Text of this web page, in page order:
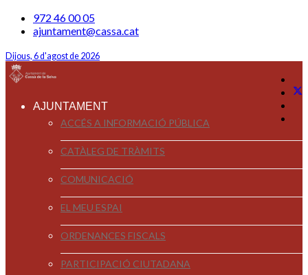
972 46 00 05
ajuntament@cassa.cat
Dijous, 6 d'agost de 2026
AJUNTAMENT
ACCÉS A INFORMACIÓ PÚBLICA
CATÀLEG DE TRÀMITS
COMUNICACIÓ
EL MEU ESPAI
ORDENANCES FISCALS
PARTICIPACIÓ CIUTADANA